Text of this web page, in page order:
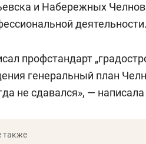
и Набережных
профстандарт
генеральный план
не сдавался», —